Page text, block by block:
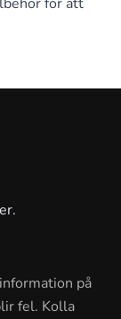
på
fel. Kolla